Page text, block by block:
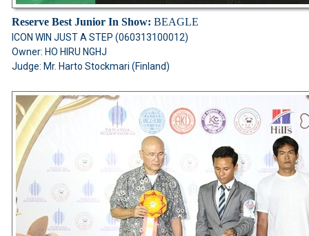
Reserve Best Junior In Show: BEAGLE
ICON WIN JUST A STEP (060313100012)
Owner: HO HIRU NGHJ
Judge: Mr. Harto Stockmari (Finland)